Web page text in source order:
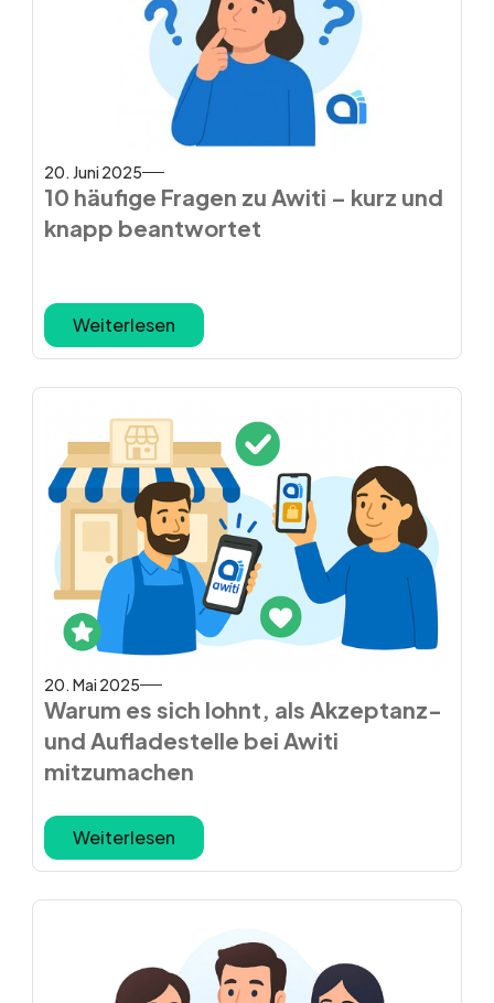
20. Juni 2025
10 häufige Fragen zu Awiti – kurz und
knapp beantwortet
Weiterlesen
20. Mai 2025
Warum es sich lohnt, als Akzeptanz-
und Aufladestelle bei Awiti
mitzumachen
Weiterlesen